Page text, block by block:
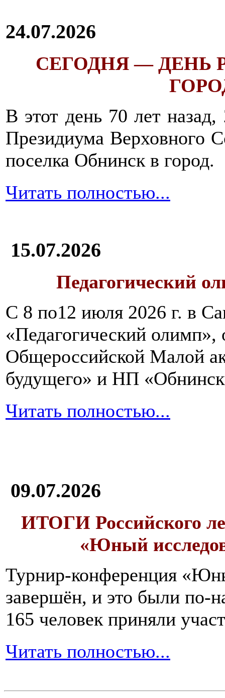
24.07.2026
СЕГОДНЯ — ДЕНЬ
В этот день 70 лет
Президиума Верховного
поселка Обнинск в город.
Читать полностью...
15.07.2026
Педагогический
С 8 по12 июля 2026 г. в
«Педагогический олимп»,
Общероссийской Малой
будущего» и НП
Читать полностью...
09.07.2026
ИТОГИ Российского
«Юный
Турнир-конференция
завершён, и это были по-
165 человек приняли
Читать полностью...